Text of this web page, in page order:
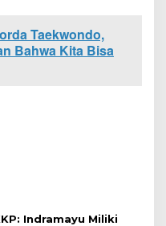
Taekwondo,
Bahwa Kita Bisa
Indramayu Miliki